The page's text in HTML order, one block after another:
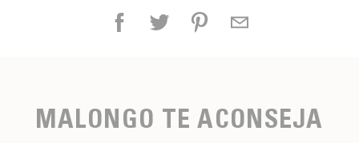
MALONGO TE ACONSEJA